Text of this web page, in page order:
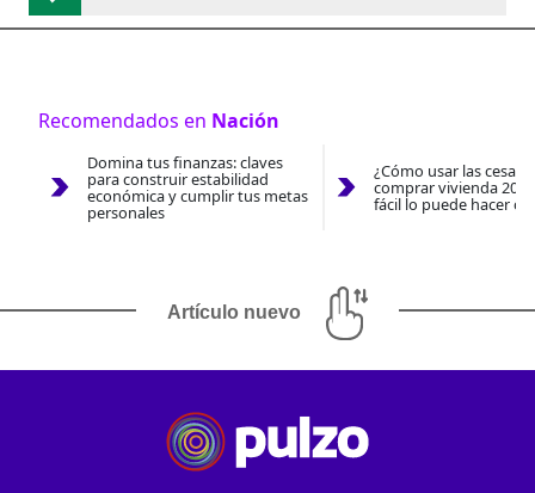
Recomendados en Nación
Domina tus finanzas: claves
para construir estabilidad
económica y cumplir tus metas
personales
¿Cómo usar las
comprar vivienda
fácil lo puede hacer
Artículo nuevo